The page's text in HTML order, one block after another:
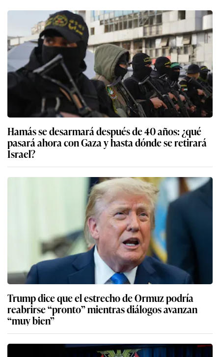
Hamás se desarmará después de 40 años: ¿qué
pasará ahora con Gaza y hasta dónde se retirará
Israel?
Trump dice que el estrecho de Ormuz podría
reabrirse “pronto” mientras diálogos avanzan
“muy bien”